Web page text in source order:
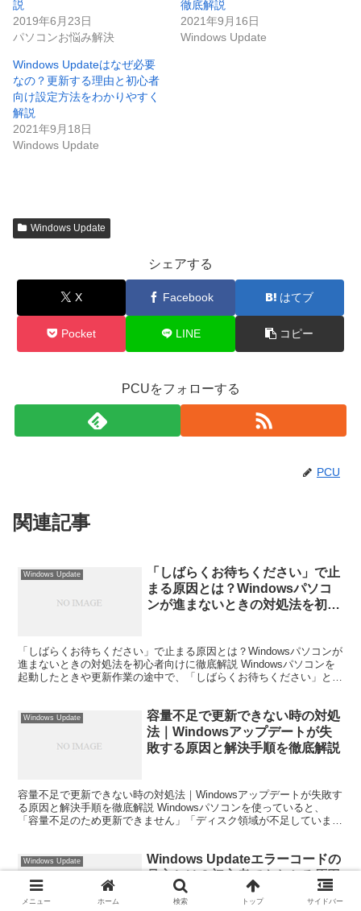
説
2019年6月23日
パソコンお悩み解決
徹底解説
2021年9月16日
Windows Update
Windows Updateはなぜ必要
なの？更新する理由と初心者
向け設定方法をわかりやすく
解説
2021年9月18日
Windows Update
Windows Update
シェアする
X Facebook はてブ
Pocket LINE コピー
PCUをフォローする
PCU
関連記事
Windows Update
「しばらくお待ちください」で止
まる原因とは？Windowsパソコ
ンが進まないときの対処法を初心
「しばらくお待ちください」で止まる原因とは？Windowsパソコンが
進まないときの対処法を初心者向けに徹底解説 Windowsパソコンを
起動したときや更新作業の途中で、「しばらくお待ちください」とい
Windows Update
容量不足で更新できない時の対処
法｜Windowsアップデートが失
敗する原因と解決手順を徹底解説
容量不足で更新できない時の対処法｜Windowsアップデートが失敗す
る原因と解決手順を徹底解説 Windowsパソコンを使っていると、
「容量不足のため更新できません」「ディスク領域が不足していま
Windows Update
Windows Updateエラーコードの
見方とは？初心者でもわかる原因
確認と解決方法を徹底解説
メニュー ホーム 検索 トップ サイドバー